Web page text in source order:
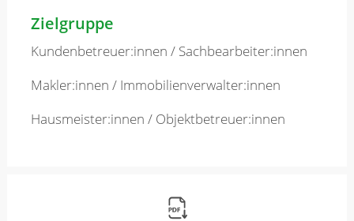
Zielgruppe
Kundenbetreuer:innen / Sachbearbeiter:innen
Makler:innen / Immobilienverwalter:innen
Hausmeister:innen / Objektbetreuer:innen